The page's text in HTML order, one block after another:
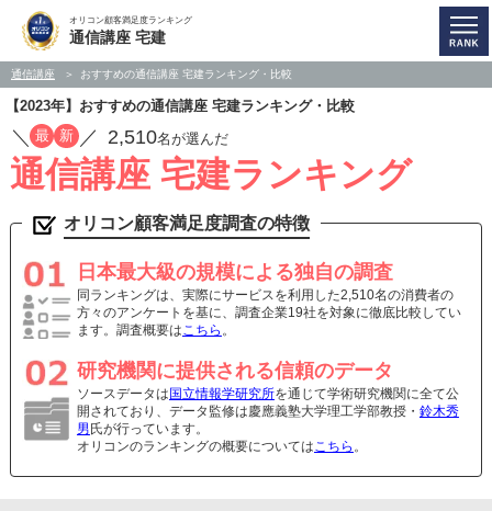
オリコン顧客満足度ランキング
通信講座 宅建
通信講座 おすすめの通信講座 宅建ランキング・比較
【2023年】おすすめの通信講座 宅建ランキング・比較
／ 最 新 ／ 2,510名が選んだ
通信講座 宅建ランキング
オリコン顧客満足度調査の特徴
日本最大級の規模による独自の調査
同ランキングは、実際にサービスを利用した2,510名の消費者の
方々のアンケートを基に、調査企業19社を対象に徹底比較してい
ます。調査概要はこちら 。
研究機関に提供される信頼のデータ
ソースデータは 国立情報学研究所を通じて学術研究機関に全て公
開されており、データ監修は慶應義塾大学理工学部教授・ 鈴木秀
男 氏が行っています。
オリコンのランキングの概要についてはこちら 。